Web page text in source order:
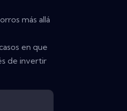
más allá
en que
de invertir